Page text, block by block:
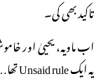
تاکید بھی کی۔
اب ماویہ، یحییٰ اور
یہ ایک Unsaid rule تھا… کچھ وقت کی خاموشی کے بعد غافرہ نے بولنا شروع کیا: